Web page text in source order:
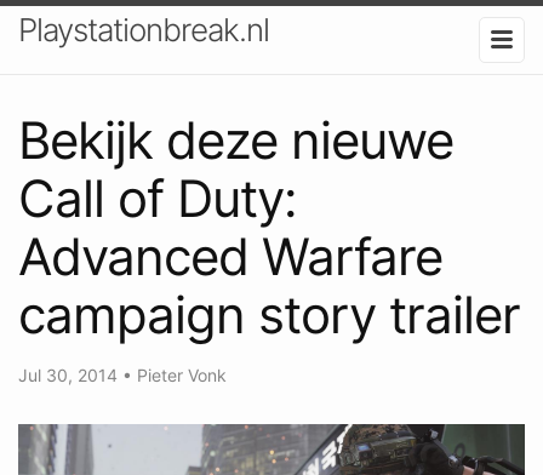
Playstationbreak.nl
Bekijk deze nieuwe
Call of Duty:
Advanced Warfare
campaign story trailer
Jul 30, 2014 • Pieter Vonk